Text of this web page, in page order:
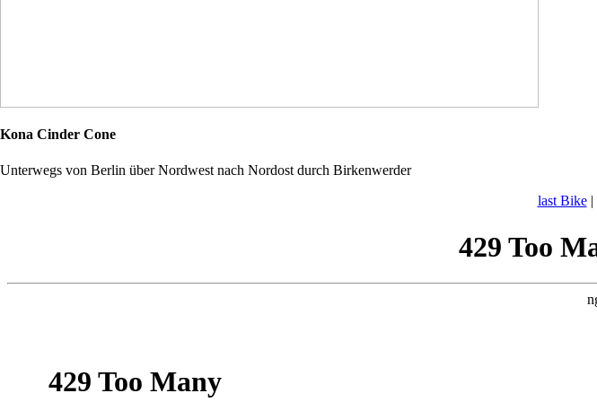
Kona Cinder Cone
Unterwegs von Berlin über Nordwest nach Nordost durch Birkenwerder
last Bike|